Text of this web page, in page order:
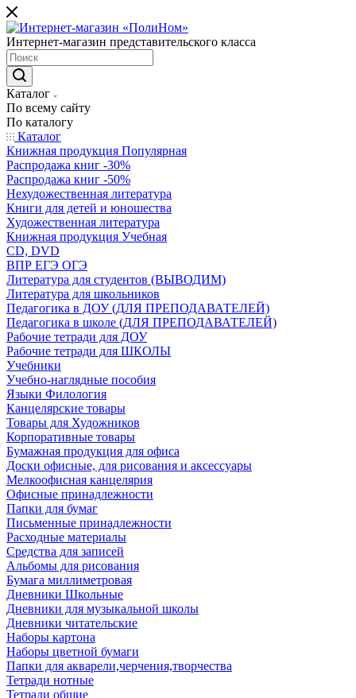
Интернет-магазин представительского класса
Каталог
По всему сайту
По каталогу
Каталог
Книжная продукция Популярная
Распродажа книг -30%
Распродажа книг -50%
Нехудожественная литература
Книги для детей и юношества
Художественная литература
Книжная продукция Учебная
CD, DVD
ВПР ЕГЭ ОГЭ
Литература для студентов (ВЫВОДИМ)
Литература для школьников
Педагогика в ДОУ (ДЛЯ ПРЕПОДАВАТЕЛЕЙ)
Педагогика в школе (ДЛЯ ПРЕПОДАВАТЕЛЕЙ)
Рабочие тетради для ДОУ
Рабочие тетради для ШКОЛЫ
Учебники
Учебно-наглядные пособия
Языки Филология
Канцелярские товары
Товары для Художников
Корпоративные товары
Бумажная продукция для офиса
Доски офисные, для рисования и аксессуары
Мелкоофисная канцелярия
Офисные принадлежности
Папки для бумаг
Письменные принадлежности
Расходные материалы
Средства для записей
Альбомы для рисования
Бумага миллиметровая
Дневники Школьные
Дневники для музыкальной школы
Дневники читательские
Наборы картона
Наборы цветной бумаги
Папки для акварели,черчения,творчества
Тетради нотные
Тетради общие